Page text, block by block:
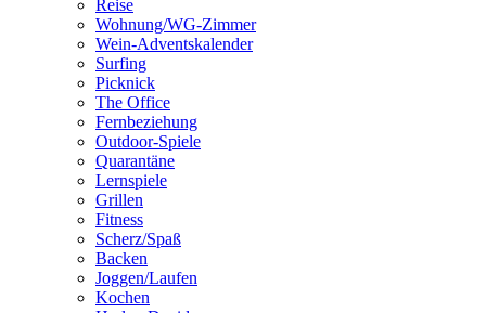
Reise
Wohnung/WG-Zimmer
Wein-Adventskalender
Surfing
Picknick
The Office
Fernbeziehung
Outdoor-Spiele
Quarantäne
Lernspiele
Grillen
Fitness
Scherz/Spaß
Backen
Joggen/Laufen
Kochen